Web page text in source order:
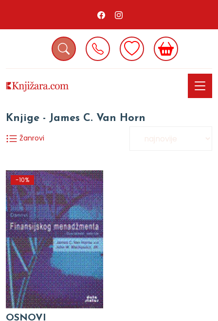
Knjige - James C. Van Horn
Žanrovi
-10%
OSNOVI